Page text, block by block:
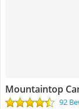
Mountaintop
92